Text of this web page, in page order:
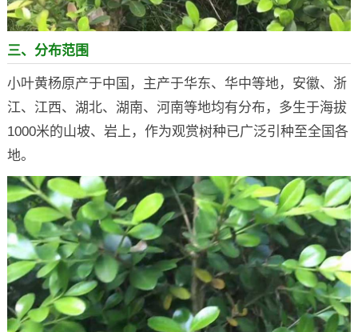
三、分布范围
小叶黄杨原产于中国，主产于华东、华中等地，安徽、浙
江、江西、湖北、湖南、河南等地均有分布，多生于海拔
1000米的山坡、岩上，作为观赏树种已广泛引种至全国各
地。